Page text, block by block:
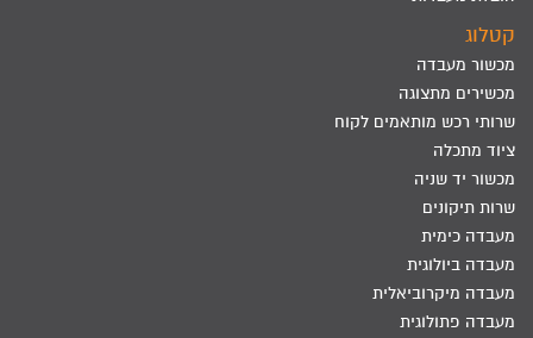
קטלוג
מכשור מעבדה
מכשירים מתצוגה
שרותי רכש מותאמים לקוח
ציוד מתכלה
מכשור יד שניה
שרות תיקונים
מעבדה כימית
מעבדה ביולוגית
מעבדה מיקרוביאלית
מעבדה פתולוגית